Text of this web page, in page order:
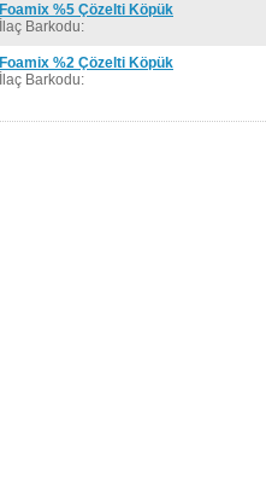
Foamix %5 Çözelti Köpük
İlaç Barkodu:
Foamix %2 Çözelti Köpük
İlaç Barkodu: